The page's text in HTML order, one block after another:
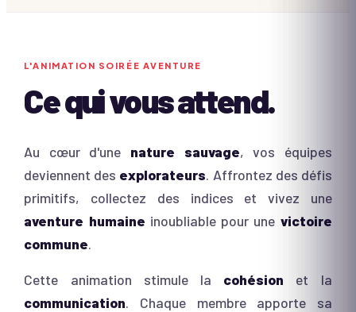
L'ANIMATION SOIRÉE AVENTURE
Ce qui vous attend.
Au cœur d'une nature sauvage, vos équipes
deviennent des explorateurs. Affrontez des défis
primitifs, collectez des indices et vivez une
aventure humaine inoubliable pour une victoire
commune.
Cette animation stimule la cohésion et la
communication. Chaque membre apporte sa